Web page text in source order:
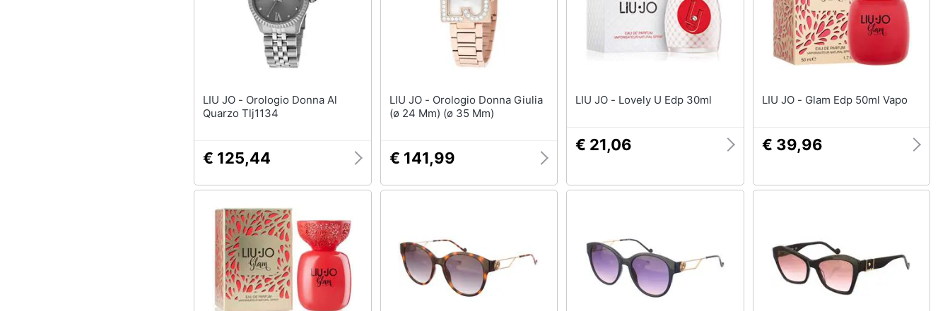
LIU JO - Orologio Donna Al
Quarzo Tlj1134
€ 125,44
LIU JO - Orologio Donna Giulia
(ø 24 Mm) (ø 35 Mm)
€ 141,99
LIU JO - Lovely U Edp 30ml
€ 21,06
LIU JO - Glam Edp 50ml Vapo
€ 39,96